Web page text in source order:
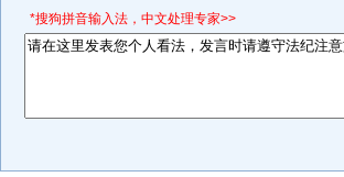
*搜狗拼音输入法，中文处理专家>>